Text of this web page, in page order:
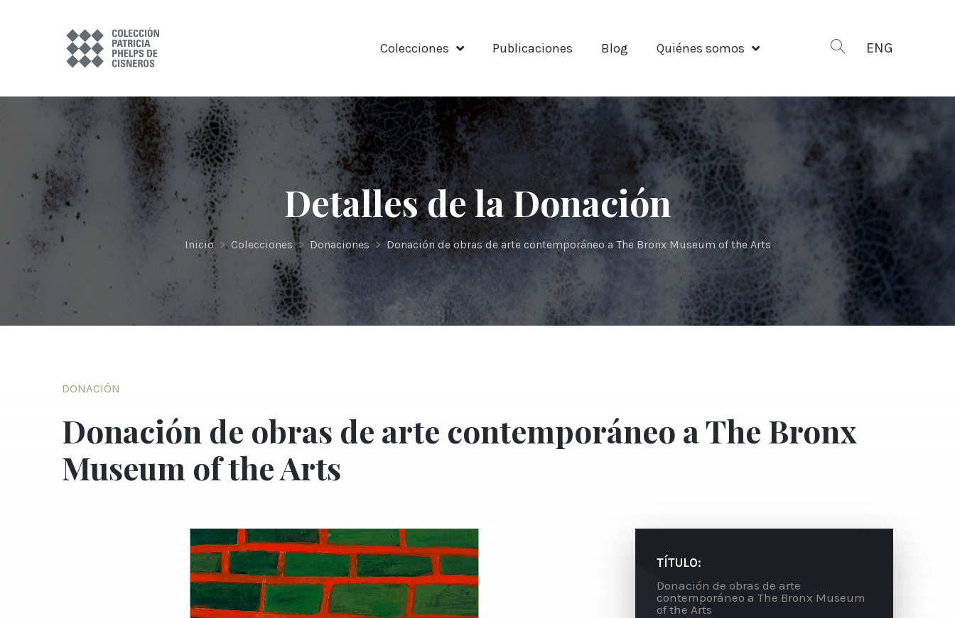
Colecciones Publicaciones Blog Quiénes somos ENG
Detalles de la Donación
Inicio > Colecciones > Donaciones > Donación de obras de arte contemporáneo a The Bronx Museum of the Arts
DONACIÓN
Donación de obras de arte contemporáneo a The Bronx
Museum of the Arts
TÍTULO:
Donación de obras de arte
contemporáneo a The Bronx Museum
of the Arts